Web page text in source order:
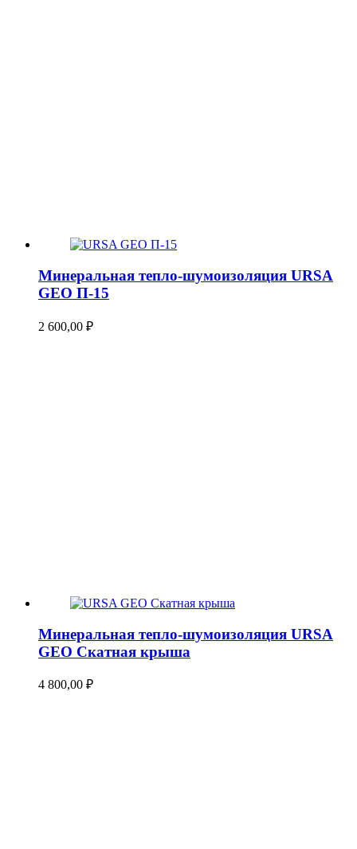
Минеральная тепло-шумоизоляция URSA
GEO П-15
2 600,00 ₽
Минеральная тепло-шумоизоляция URSA
GEO Скатная крыша
4 800,00 ₽